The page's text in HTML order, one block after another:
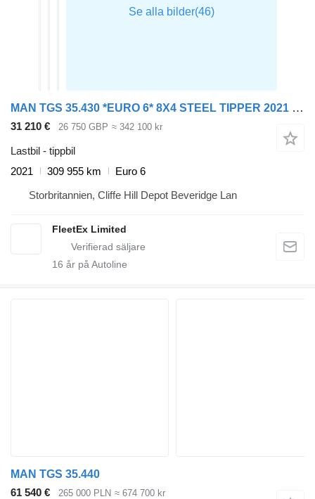
MAN TGS 35.430 *EURO 6* 8X4 STEEL TIPPER 2021 – GN70 YOA
31 210 € 26 750 GBP ≈ 342 100 kr
Lastbil - tippbil
2021
309 955 km
Euro 6
Storbritannien, Cliffe Hill Depot Beveridge Lan
FleetEx Limited
16 år på Autoline
MAN TGS 35.440
61 540 €
265 000 PLN ≈ 674 700 kr